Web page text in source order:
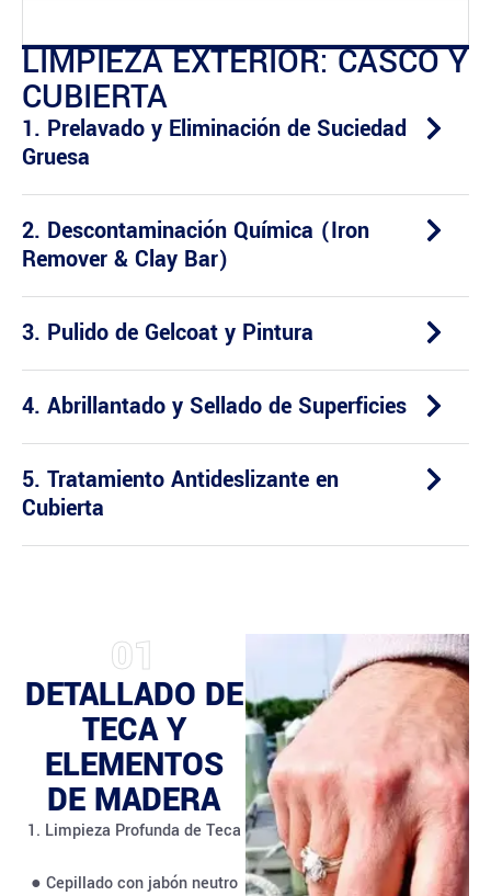
LIMPIEZA EXTERIOR: CASCO Y
CUBIERTA
1. Prelavado y Eliminación de Suciedad
Gruesa
2. Descontaminación Química (Iron
Remover & Clay Bar)
3. Pulido de Gelcoat y Pintura
4. Abrillantado y Sellado de Superficies
5. Tratamiento Antideslizante en
Cubierta
01
DETALLADO DE
TECA Y
ELEMENTOS
DE MADERA
1. Limpieza Profunda de Teca
● Cepillado con jabón neutro